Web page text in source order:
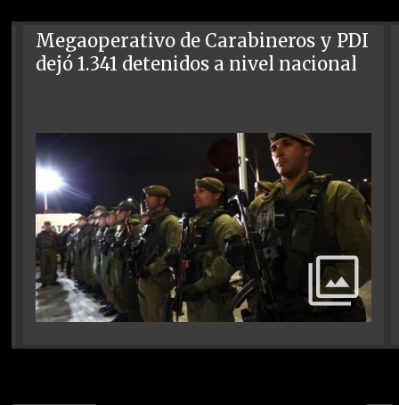
Megaoperativo de Carabineros y PDI
dejó 1.341 detenidos a nivel nacional